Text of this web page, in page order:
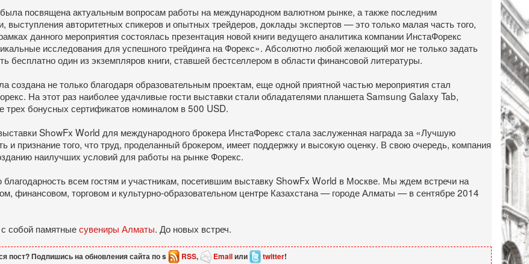
посвящена актуальным вопросам работы на международном валютном рынке, а также последним
выступления авторитетных спикеров и опытных трейдеров, доклады экспертов — это только малая часть того,
данного мероприятия состоялась презентация новой книги ведущего аналитика компании ИнстаФорекс
исследования для успешного трейдинга на Форекс». Абсолютно любой желающий мог не только задать
бесплатно один из экземпляров книги, ставшей бестселлером в области финансовой литературы.
не только благодаря образовательным проектам, еще одной приятной частью мероприятия стал
На этот раз наиболее удачливые гости выставки стали обладателями планшета Samsung Galaxy Tab,
бонусных сертификатов номиналом в 500 USD.
ShowFx World для международного брокера ИнстаФорекс стала заслуженная награда за «Лучшую
и признание того, что труд, проделанный брокером, имеет поддержку и высокую оценку. В свою очередь, компания
наилучших условий для работы на рынке Форекс.
всем гостям и участникам, посетившим выставку ShowFx World в Москве. Мы ждем встречи на
финансовом, торговом и культурно-образовательном центре Казахстана — городе Алматы — в сентябре 2014
собой памятныесувениры Алматы. До новых встреч.
пост? Подпишись на обновления сайта по s RSS, Emailили twitter!